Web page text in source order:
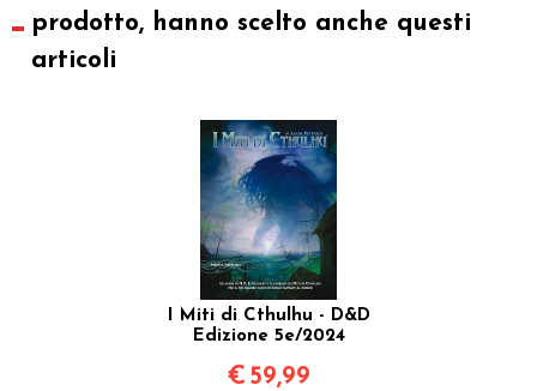
prodotto, hanno scelto anche questi
articoli
I Miti di Cthulhu - D&D
Edizione 5e/2024
€ 59,99